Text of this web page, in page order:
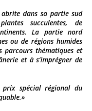
abrite dans sa partie sud
succulentes, de
La partie nord
ou de régions humides
parcours thématiques et
et à s’imprégner de
spécial régional du